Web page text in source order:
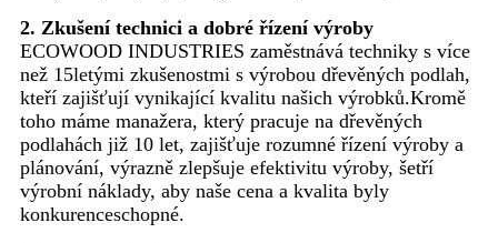
2. Zkušení technici a dobré řízení výroby
ECOWOOD INDUSTRIES zaměstnává techniky s více
než 15letými zkušenostmi s výrobou dřevěných podlah,
kteří zajišťují vynikající kvalitu našich výrobků.Kromě
toho máme manažera, který pracuje na dřevěných
podlahách již 10 let, zajišťuje rozumné řízení výroby a
plánování, výrazně zlepšuje efektivitu výroby, šetří
výrobní náklady, aby naše cena a kvalita byly
konkurenceschopné.